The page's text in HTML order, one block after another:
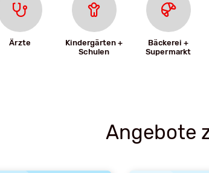
Ärzte
Kindergärten +
Schulen
Bäckerei +
Supermarkt
Angebote